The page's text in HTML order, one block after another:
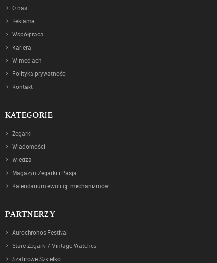
O nas
Reklama
Współpraca
Kariera
W mediach
Polityka prywatności
Kontakt
KATEGORIE
Zegarki
Wiadomości
Wiedza
Magazyn Zegarki i Pasja
Kalendarium ewolucji mechanizmów
PARTNERZY
Aurochronos Festival
Stare Zegarki / Vintage Watches
Szafirowe Szkiełko